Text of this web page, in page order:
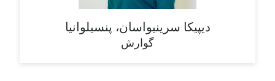
دیپیکا سرینیواسان، پنسیلوانیا
گوارش